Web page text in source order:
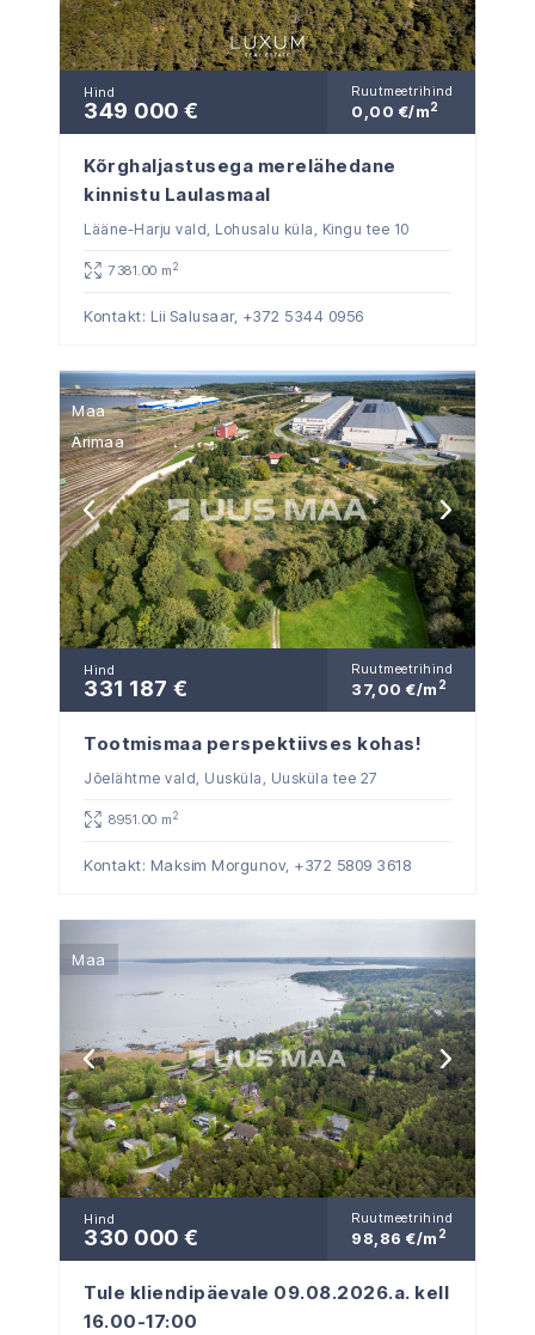
Hind
349 000 €
Ruutmeetrihind
0,00 €/m2
Kõrghaljastusega merelähedane
kinnistu Laulasmaal
Lääne-Harju vald, Lohusalu küla, Kingu tee 10
7381.00 m 2
Kontakt: Lii Salusaar, +372 5344 0956
Maa
Ärimaa
Hind
331 187 €
Ruutmeetrihind
37,00 €/m 2
Tootmismaa perspektiivses kohas!
Jõelähtme vald, Uusküla, Uusküla tee 27
8951.00 m 2
Kontakt: Maksim Morgunov, +372 5809 3618
Maa
Hind
330 000 €
Ruutmeetrihind
98,86 €/m 2
Tule kliendipäevale 09.08.2026.a. kell
16.00-17:00